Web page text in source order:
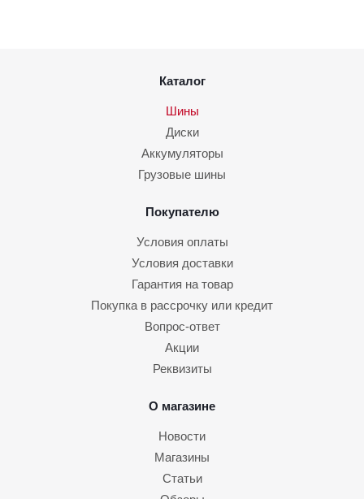
Каталог
Шины
Диски
Аккумуляторы
Грузовые шины
Покупателю
Условия оплаты
Условия доставки
Гарантия на товар
Покупка в рассрочку или кредит
Вопрос-ответ
Акции
Реквизиты
О магазине
Новости
Магазины
Статьи